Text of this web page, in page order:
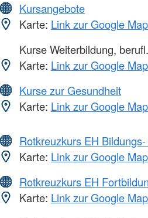
Kursangebote
Karte: Link zur Google
Kurse Weiterbildung, berufl.
Karte: Link zur Google
Kurse zur Gesundheit
Karte: Link zur Google
Rotkreuzkurs EH
Karte: Link zur Google
Rotkreuzkurs EH
Karte: Link zur Google